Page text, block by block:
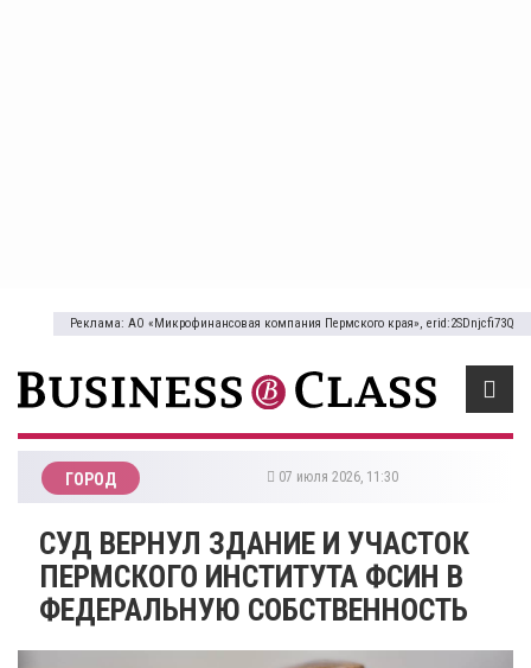
Реклама: АО «Микрофинансовая компания Пермского края», erid:2SDnjcfi73Q
ГОРОД 07 июля 2026, 11:30
СУД ВЕРНУЛ ЗДАНИЕ И УЧАСТОК
ПЕРМСКОГО ИНСТИТУТА ФСИН В
ФЕДЕРАЛЬНУЮ СОБСТВЕННОСТЬ